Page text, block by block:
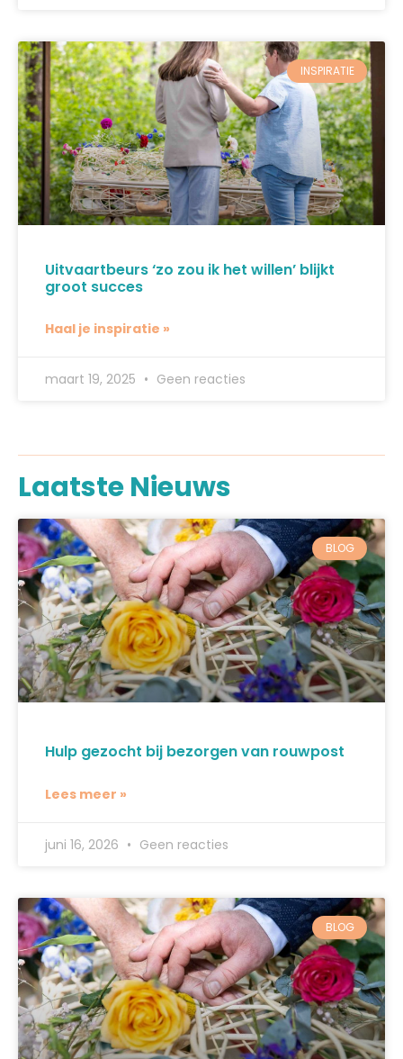
INSPIRATIE
Uitvaartbeurs ‘zo zou ik het willen’ blijkt
groot succes
Haal je inspiratie »
maart 19, 2025 Geen reacties
Laatste Nieuws
BLOG
Hulp gezocht bij bezorgen van rouwpost
Lees meer »
juni 16, 2026 Geen reacties
BLOG